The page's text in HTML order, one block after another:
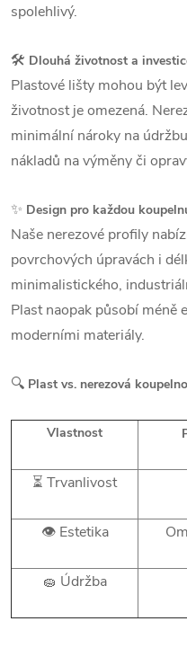
spolehlivý.
🛠️ Dlouhá životnost a
Plastové lišty mohou být
životnost je omezená.
minimální nároky na
nákladů na výměny či
✨ Design pro každou
Naše nerezové profily
povrchových úpravách i
minimalistického,
Plast naopak působí méně
moderními materiály.
🔍 Plast vs. nerezová
Vlastnost
⏳ Trvanlivost
👁️ Estetika
🧽 Údržba